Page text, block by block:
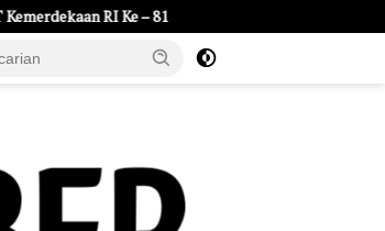
LDKS Tempa Karakter dan Jiwa